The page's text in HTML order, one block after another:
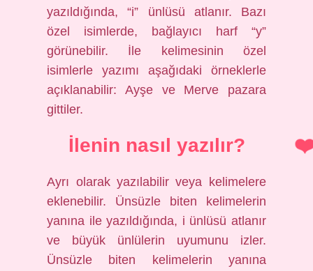
yazıldığında, “i” ünlüsü atlanır. Bazı
özel isimlerde, bağlayıcı harf “y”
görünebilir. İle kelimesinin özel
isimlerle yazımı aşağıdaki örneklerle
açıklanabilir: Ayşe ve Merve pazara
gittiler.
İlenin nasıl yazılır?
Ayrı olarak yazılabilir veya kelimelere
eklenebilir. Ünsüzle biten kelimelerin
yanına ile yazıldığında, i ünlüsü atlanır
ve büyük ünlülerin uyumunu izler.
Ünsüzle biten kelimelerin yanına